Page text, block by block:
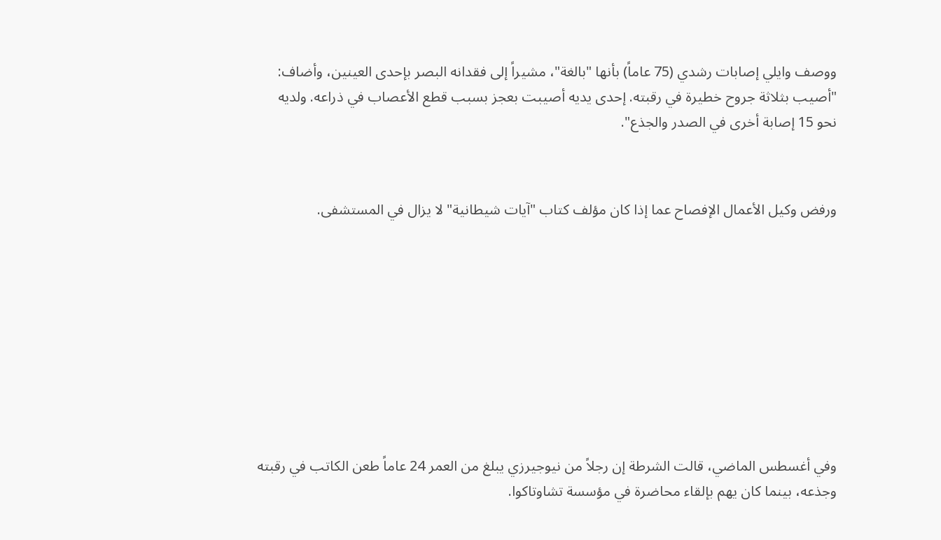
ووصف وايلي إصابات رشدي (75 عاماً) بأنها "بالغة"، مشيراً إلى فقدانه البصر بإحدى العينين، وأضاف:
"أصيب بثلاثة جروح خطيرة في رقبته. إحدى يديه أصيبت بعجز بسبب قطع الأعصاب في ذراعه. ولديه
نحو 15 إصابة أخرى في الصدر والجذع".
ورفض وكيل الأعمال الإفصاح عما إذا كان مؤلف كتاب "آيات شيطانية" لا يزال في المستشفى.
وفي أغسطس الماضي، قالت الشرطة إن رجلاً من نيوجيرزي يبلغ من العمر 24 عاماً طعن الكاتب في رقبته
وجذعه، بينما كان يهم بإلقاء محاضرة في مؤسسة تشاوتاكوا.